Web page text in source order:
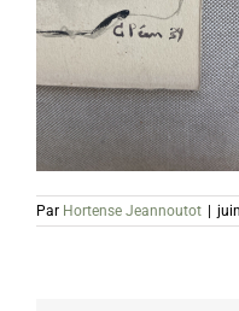
Par Hortense Jeannoutot